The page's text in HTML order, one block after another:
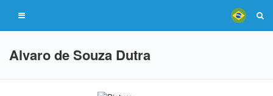
Alvaro de Souza Dutra